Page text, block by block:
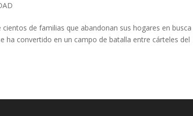
de familias que abandonan sus hogares en
ha convertido en un campo de batalla entre cárteles del